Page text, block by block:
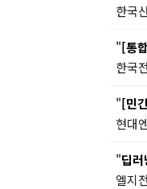
한국
"[통
한국
"[민
현대
"딥
엘지